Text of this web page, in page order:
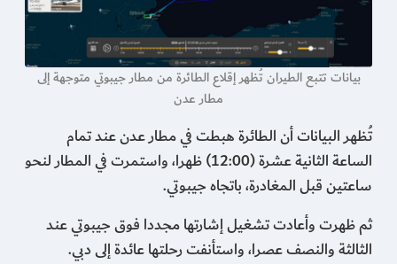
بيانات تتبع الطيران تُظهر إقلاع الطائرة من مطار جيبوتي متوجهة إلى
مطار عدن
تُظهر البيانات أن الطائرة هبطت في مطار عدن عند تمام
الساعة الثانية عشرة (12:00) ظهرا، واستمرت في المطار لنحو
ساعتين قبل المغادرة، باتجاه جيبوتي.
ثم ظهرت وأعادت تشغيل إشارتها مجددا فوق جيبوتي عند
الثالثة والنصف عصرا، واستأنفت رحلتها عائدة إلى دبي.